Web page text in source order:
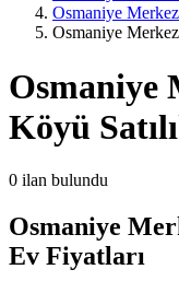
Osmaniye Merkez
Osmaniye
Osmaniye
Köyü
0 ilan bulundu
Osmaniye
Ev Fiyatları